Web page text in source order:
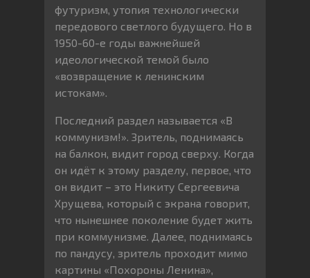
футуризм, утопия технологически
передового светлого будущего. Но в
1950-60-е годы важнейшей
идеологической темой было
«возвращение к ленинским
истокам».
Последний раздел называется «В
коммунизм!». Зритель, поднимаясь
на балкон, видит город сверху. Когда
он идёт к этому разделу, первое, что
он видит – это Никиту Сергеевича
Хрущева, который с экрана говорит,
что нынешнее поколение будет жить
при коммунизме. Далее, поднимаясь
по пандусу, зритель проходит мимо
картины «Похороны Ленина»,